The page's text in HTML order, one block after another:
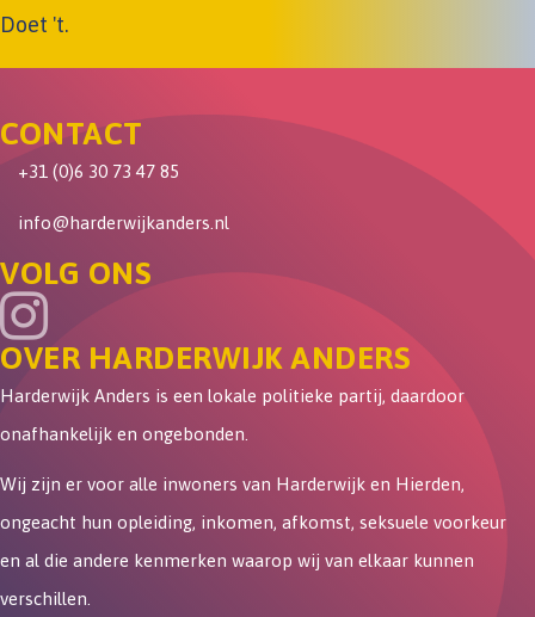
Doet 't.
CONTACT
+31 (0)6 30 73 47 85
info@harderwijkanders.nl
VOLG ONS
OVER HARDERWIJK ANDERS
Harderwijk Anders is een lokale politieke partij, daardoor
onafhankelijk en ongebonden.
Wij zijn er voor alle inwoners van Harderwijk en Hierden,
ongeacht hun opleiding, inkomen, afkomst, seksuele voorkeur
en al die andere kenmerken waarop wij van elkaar kunnen
verschillen.